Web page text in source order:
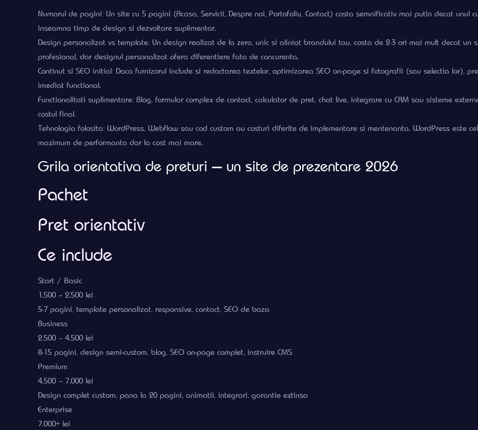
Numarul de pagini: Un site cu 5 pagini (Acasa, Servicii, Despre noi, Portofoliu, Contact) costa semnificativ mai putin decat unul
inseamna timp de design si dezvoltare suplimentar.
Design personalizat vs template: Un design realizat de la zero, unic si aliniat brandului tau, costa de 2-3 ori mai mult decat
profesional, dar designul personalizat ofera diferentiere fata de concurenta.
Continut si SEO initial: Daca furnizorul include si redactarea textelor, optimizarea SEO on-page si fotografii (sau selectia lor),
imediat functional.
Functionalitati suplimentare: Blog, formular complex de contact, calculator de pret, chat live, integrare cu CRM sau sisteme
costul final.
Tehnologia folosita: WordPress, Webflow sau cod custom au costuri diferite de implementare si mentenanta. WordPress este
maximum de performanta dar la cost mai mare.
Grila orientativa de preturi — un site de prezentare 2026
Pachet
Pret orientativ
Ce include
Start / Basic
1.500 – 2.500 lei
5-7 pagini, template personalizat, responsive, contact, SEO de baza
Business
2.500 – 4.500 lei
8-15 pagini, design semi-custom, blog, SEO on-page complet, instruire CMS
Premium
4.500 – 7.000 lei
Design complet custom, pana la 20 pagini, animatii, integrari, garantie extinsa
Enterprise
7.000+ lei